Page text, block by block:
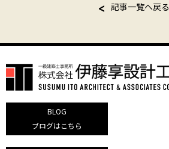
記事一覧へ戻る
BLOG
ブログはこちら